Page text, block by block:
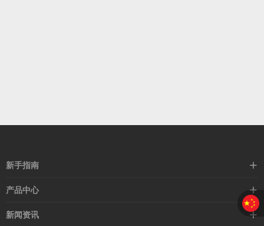
新手指南
购买流程
产品中心
企业站主题
新闻资讯